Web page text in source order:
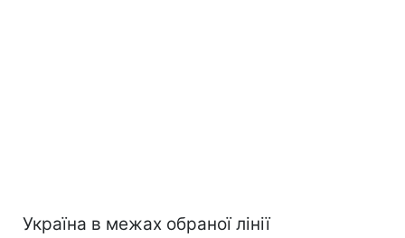
Україна в межах обраної лінії